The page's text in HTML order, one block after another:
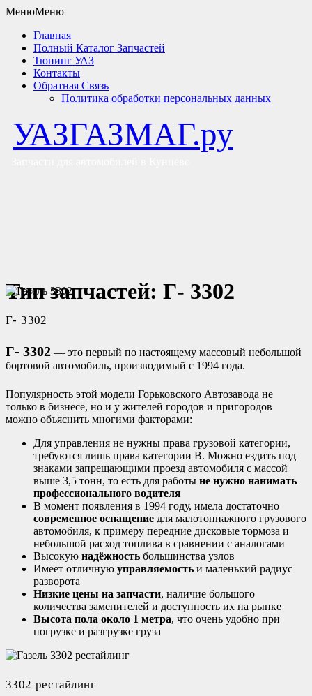
МенюМеню
Главная
Полный Каталог Запчастей
Тюнинг УАЗ
Контакты
Обратная Связь
Политика обработки персональных данных
УАЗГАЗМАГ.ру
Тип запчастей: Г- 3302
Г- 3302
Г- 3302 — это первый по настоящему массовый небольшой
бортовой автомобиль, производимый с 1994 года.
Популярность этой модели Горьковского Автозавода не
только в бизнесе, но и у жителей городов и пригородов
можно объяснить многими факторами:
Для управления не нужны права грузовой категории,
требуются лишь права категории В. Можно ездить под
знаками запрещающими проезд автомобиля с массой
выше 3,5 тонн, то есть для работы не нужно нанимать
профессионального водителя
В момент появления в 1994 году, имела достаточно
современное оснащение для малотоннажного грузового
автомобиля, к примеру передние дисковые тормоза и
небольшой расход топлива в сравнении с аналогами
Высокую надёжность большинства узлов
Имеет отличную управляемость и маленький радиус
разворота
Низкие цены на запчасти, наличие большого
количества заменителей и доступность их на рынке
Высота пола около 1 метра, что очень удобно при
погрузке и разгрузке груза
3302 рестайлинг